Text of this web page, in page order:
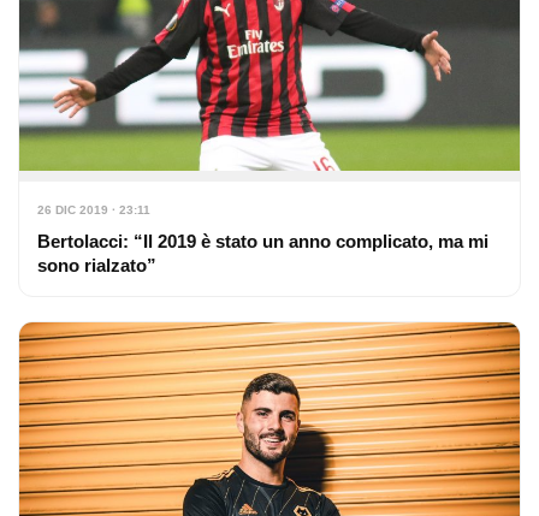
26 DIC 2019 · 23:11
Bertolacci: “Il 2019 è stato un anno complicato, ma mi
sono rialzato”